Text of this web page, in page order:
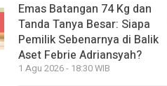
Emas Batangan 74 Kg dan
Tanda Tanya Besar: Siapa
Pemilik Sebenarnya di Balik
Aset Febrie Adriansyah?
1 Agu 2026 - 18:30 WIB